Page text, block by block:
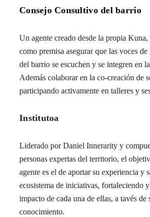
Consejo Consultivo del barrio
Un agente creado desde la propia Kuna,
como premisa asegurar que las voces de
del barrio se escuchen y se integren en
Además colaborar en la co-creación de
participando activamente en talleres y
Institutoa
Liderado por Daniel Innerarity y
personas expertas del territorio, el
agente es el de aportar su experiencia y
ecosistema de iniciativas, fortaleciendo
impacto de cada una de ellas, a tavés de
conocimiento.